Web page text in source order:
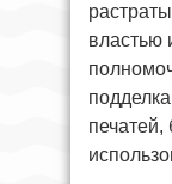
властью
печатей,